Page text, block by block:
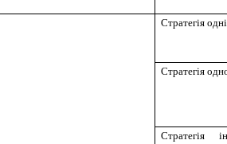
Стратегія
Стратегія
Стратегія